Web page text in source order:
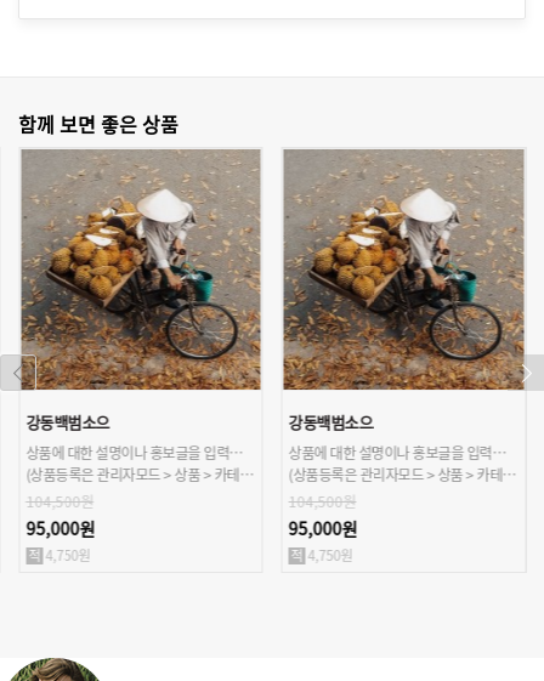
함께 보면 좋은 상품
강동백범소으
상품에 대한 설명이나 홍보글을 입력해주세요.
(상품등록은 관리자모드 > 상품 > 카테고리/상품관리 > 상품등록 가능)
104,500원
95,000원
4,750원
강동백범소으
상품에 대한 설명이나 홍보글을 입력해주세요.
(상품등록은 관리자모드 > 상품 > 카테고리/상품관리 > 상품등록 가능)
104,500원
95,000원
4,750원